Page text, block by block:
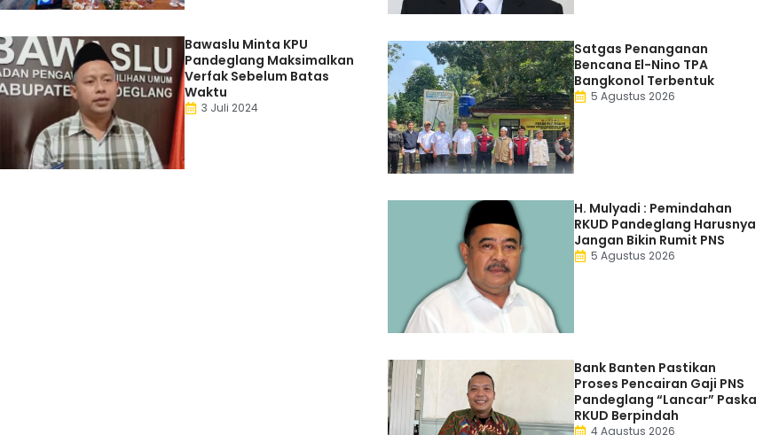
Bawaslu Minta KPU
Pandeglang Maksimalkan
Verfak Sebelum Batas
Waktu
3 Juli 2024
Satgas Penanganan
Bencana El-Nino TPA
Bangkonol Terbentuk
5 Agustus 2026
H. Mulyadi : Pemindahan
RKUD Pandeglang Harusnya
Jangan Bikin Rumit PNS
5 Agustus 2026
Bank Banten Pastikan
Proses Pencairan Gaji PNS
Pandeglang “Lancar” Paska
RKUD Berpindah
4 Agustus 2026